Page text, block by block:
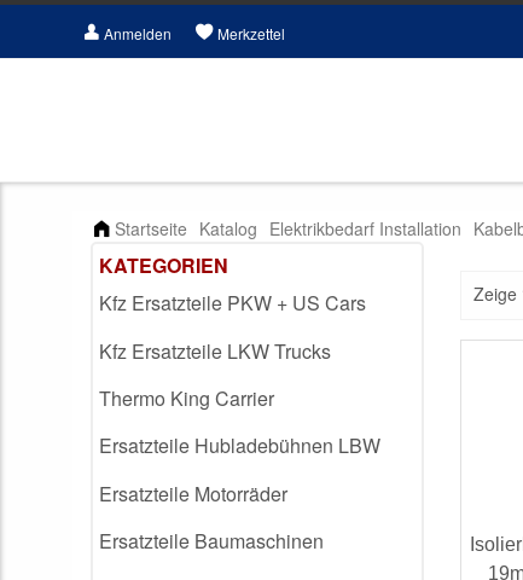
Anmelden Merkzettel
Startseite Katalog Elektrikbedarf Installation
KATEGORIEN
Kfz Ersatzteile PKW + US Cars
Kfz Ersatzteile LKW Trucks
Thermo King Carrier
Ersatzteile Hubladebühnen LBW
Ersatzteile Motorräder
Ersatzteile Baumaschinen
Zeige